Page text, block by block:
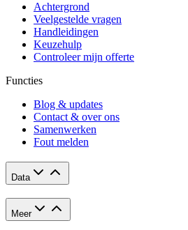
Achtergrond
Veelgestelde vragen
Handleidingen
Keuzehulp
Controleer mijn offerte
Functies
Blog & updates
Contact & over ons
Samenwerken
Fout melden
Data
Meer